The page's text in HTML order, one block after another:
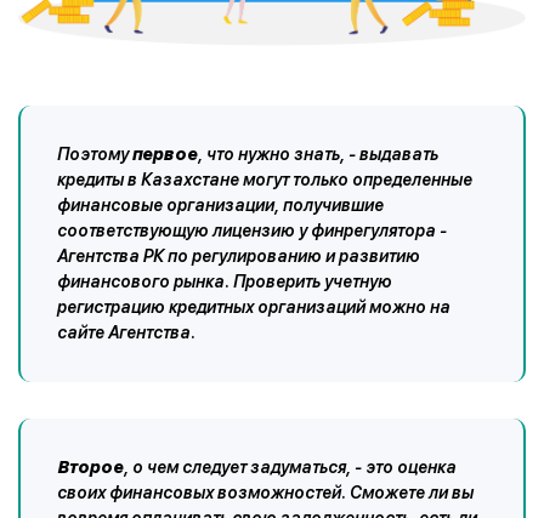
Поэтомупервое, что нужно знать, - выдавать
кредиты в Казахстане могут только определенные
финансовые организации, получившие
соответствующую лицензию у финрегулятора -
Агентства РК по регулированию и развитию
финансового рынка. Проверить учетную
регистрацию кредитных организаций можно на
сайте Агентства.
Второе, о чем следует задуматься, - это оценка
своих финансовых возможностей. Сможете ли вы